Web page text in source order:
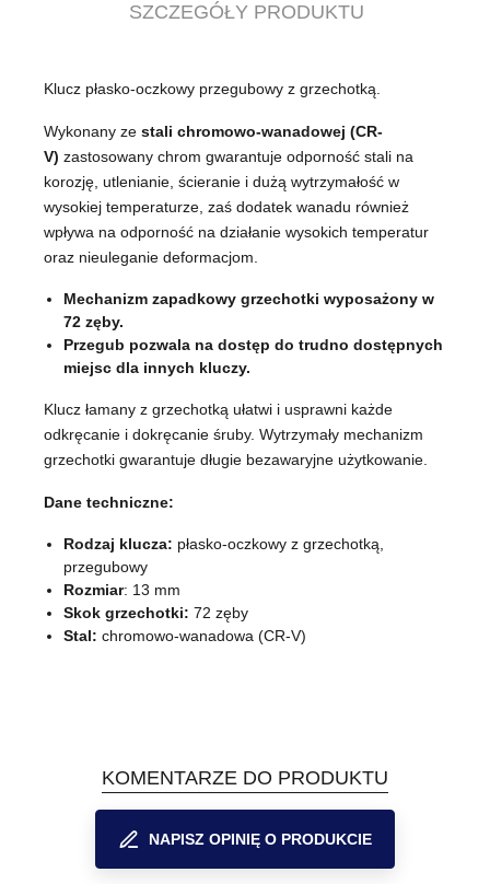
SZCZEGÓŁY PRODUKTU
Klucz płasko-oczkowy przegubowy z grzechotką.
Wykonany ze stali chromowo-wanadowej (CR-
V) zastosowany chrom gwarantuje odporność stali na
korozję, utlenianie, ścieranie i dużą wytrzymałość w
wysokiej temperaturze, zaś dodatek wanadu również
wpływa na odporność na działanie wysokich temperatur
oraz nieuleganie deformacjom.
Mechanizm zapadkowy grzechotki wyposażony w
72 zęby.
Przegub pozwala na dostęp do trudno dostępnych
miejsc dla innych kluczy.
Klucz łamany z grzechotką ułatwi i usprawni każde
odkręcanie i dokręcanie śruby. Wytrzymały mechanizm
grzechotki gwarantuje długie bezawaryjne użytkowanie.
Dane techniczne:
Rodzaj klucza: płasko-oczkowy z grzechotką,
przegubowy
Rozmiar: 13 mm
Skok grzechotki: 72 zęby
Stal: chromowo-wanadowa (CR-V)
KOMENTARZE DO PRODUKTU
NAPISZ OPINIĘ O PRODUKCIE